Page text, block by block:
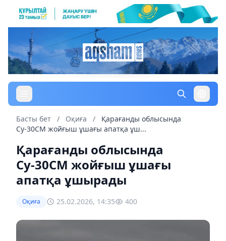
Басты бет / Оқиға /
Қарағанды облысында
Су-30СМ жойғыш ұшағы апатқа ұш...
Қарағанды облысында
Су-30СМ жойғыш ұшағы
апатқа ұшырады
Оқиға 25.02.2026, 14:35 400